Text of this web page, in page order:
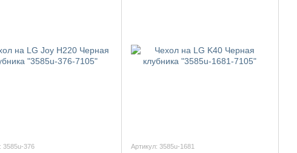
3585u-376 Артикул: 3585u-1681